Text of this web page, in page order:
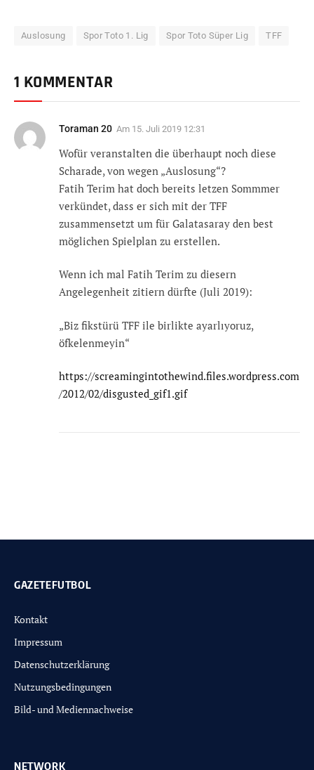
Auslosung Spor Toto 1. Lig Spor Toto Süper Lig TFF
1 KOMMENTAR
Toraman 20 Am 15. Juli 2019 12:31
Wofür veranstalten die überhaupt noch diese
Scharade, von wegen „Auslosung“?
Fatih Terim hat doch bereits letzen Sommmer
verkündet, dass er sich mit der TFF
zusammensetzt um für Galatasaray den best
möglichen Spielplan zu erstellen.
Wenn ich mal Fatih Terim zu diesern
Angelegenheit zitiern dürfte (Juli 2019):
„Biz fikstürü TFF ile birlikte ayarlıyoruz,
öfkelenmeyin“
https://screamingintothewind.files.wordpress.com
/2012/02/disgusted_gif1.gif
GAZETEFUTBOL
Kontakt
Impressum
Datenschutzerklärung
Nutzungsbedingungen
Bild- und Mediennachweise
NETWORK